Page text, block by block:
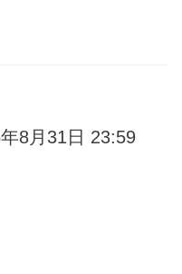
8月31日 23:59